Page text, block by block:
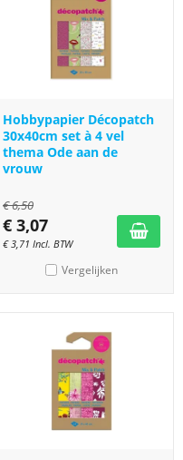
Hobbypapier Décopatch
30x40cm set à 4 vel
thema Ode aan de
vrouw
€6,50
€ 3,07
€3,71 Incl. BTW
Vergelijken